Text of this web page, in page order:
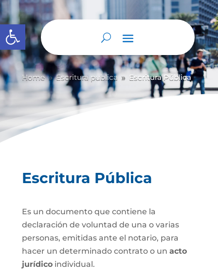
Abrir barra de herramientas
Home 9 Escritura publica 9 Escritura Pública
Escritura Pública
Es un documento que contiene la
declaración de voluntad de una o varias
personas, emitidas ante el notario, para
hacer un determinado contrato o un acto
jurídicoindividual.